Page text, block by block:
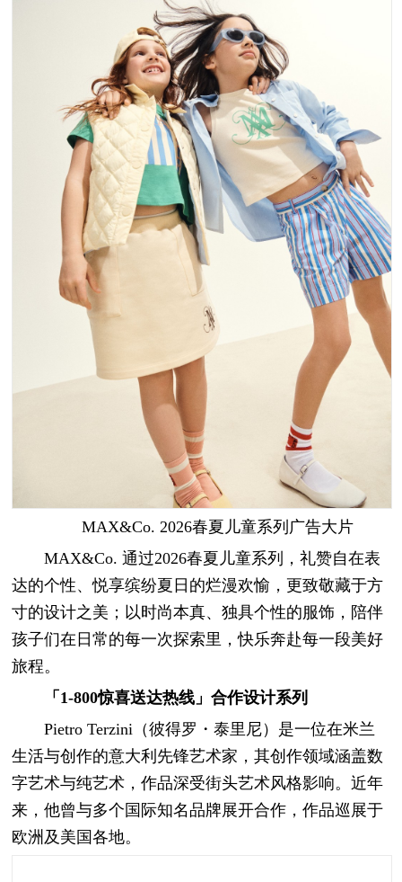
MAX&Co. 2026春夏儿童系列广告大片
MAX&Co. 通过2026春夏儿童系列，礼赞自在表
达的个性、悦享缤纷夏日的烂漫欢愉，更致敬藏于方
寸的设计之美；以时尚本真、独具个性的服饰，陪伴
孩子们在日常的每一次探索里，快乐奔赴每一段美好
旅程。
「1-800惊喜送达热线」合作设计系列
Pietro Terzini（彼得罗・泰里尼）是一位在米兰
生活与创作的意大利先锋艺术家，其创作领域涵盖数
字艺术与纯艺术，作品深受街头艺术风格影响。近年
来，他曾与多个国际知名品牌展开合作，作品巡展于
欧洲及美国各地。